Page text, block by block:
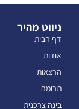
ניווט מהיר
דף הבית
אודות
הרצאות
תרומה
בינה צרכנית